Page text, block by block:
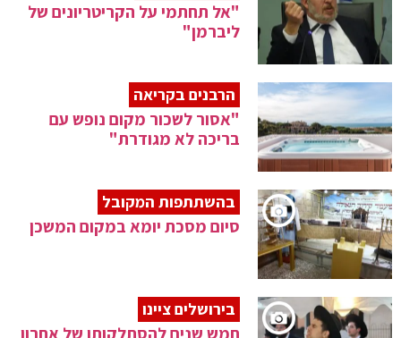
"אל תחתמי על הקריטריונים של
ליברמן"
הרבנים בקריאה
"אסור לשכור מקום נופש עם
בריכה לא מגודרת"
בהשתתפות המקובל
סיום מסכת יומא במקום המשכן
בירושלים ציינו